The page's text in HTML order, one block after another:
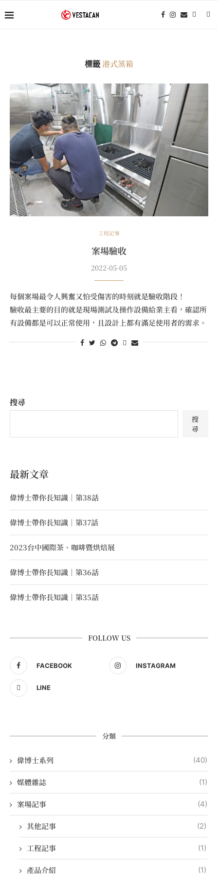
標籤 港式蒸箱
工程記事
案場驗收
2022-05-05
每個案場最令人興奮又怕受傷害的時刻就是驗收階段！
驗收最主要的目的就是現場測試及操作設備給業主看，確認所
有設備都是可以正常使用，且設計上都有滿足使用者的需求。
搜尋
搜
尋
最新文章
偉博士帶你長知識｜第38話
偉博士帶你長知識｜第37話
2023台中國際茶、咖啡暨烘焙展
偉博士帶你長知識｜第36話
偉博士帶你長知識｜第35話
FOLLOW US
FACEBOOK INSTAGRAM
LINE
分類
偉博士系列 (40)
媒體雜誌 (1)
案場記事 (4)
其他記事 (2)
工程記事 (1)
產品介紹 (1)